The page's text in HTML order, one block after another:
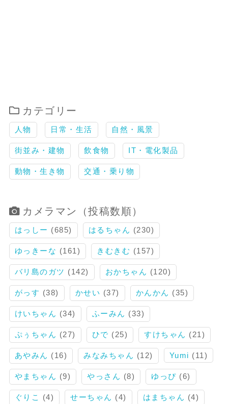
カテゴリー
人物 日常・生活 自然・風景
街並み・建物 飲食物 IT・電化製品
動物・生き物 交通・乗り物
カメラマン（投稿数順）
はっしー (685) はるちゃん (230)
ゆっきーな (161) きむきむ (157)
バリ島のガツ (142) おかちゃん (120)
がっす (38) かせい (37) かんかん (35)
けいちゃん (34) ふーみん (33)
ぷぅちゃん (27) ひで (25) すけちゃん (21)
あやみん (16) みなみちゃん (12) Yumi (11)
やまちゃん (9) やっさん (8) ゆっぴ (6)
ぐりこ (4) せーちゃん (4) はまちゃん (4)